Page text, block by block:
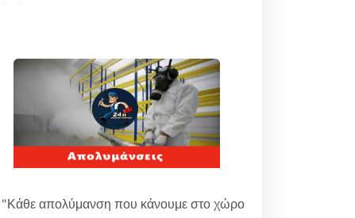
"Κάθε απολύμανση που κάνουμε στο χώρο